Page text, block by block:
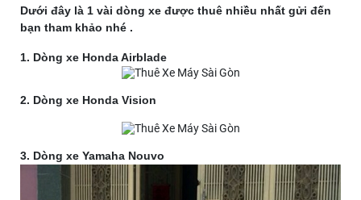
Dưới đây là 1 vài dòng xe được thuê nhiều nhất gửi đến
bạn tham khảo nhé .
1. Dòng xe Honda Airblade
2. Dòng xe Honda Vision
3. Dòng xe Yamaha Nouvo